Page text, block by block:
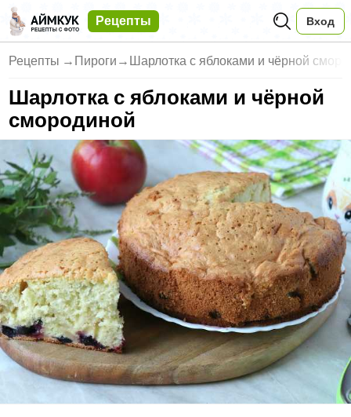
Рецепты Вход
Рецепты → Пироги → Шарлотка с яблоками и чёрной
Шарлотка с яблоками и чёрной
смородиной